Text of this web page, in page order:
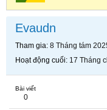
Evaudn
Tham gia 8 Tháng tám
Hoạt động cuối 17 Tháng
Bài viết
0